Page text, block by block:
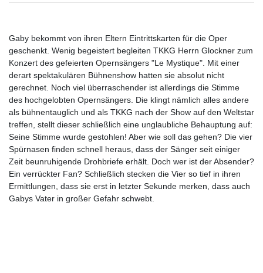
Gaby bekommt von ihren Eltern Eintrittskarten für die Oper
geschenkt. Wenig begeistert begleiten TKKG Herrn Glockner zum
Konzert des gefeierten Opernsängers "Le Mystique". Mit einer
derart spektakulären Bühnenshow hatten sie absolut nicht
gerechnet. Noch viel überraschender ist allerdings die Stimme
des hochgelobten Opernsängers. Die klingt nämlich alles andere
als bühnentauglich und als TKKG nach der Show auf den Weltstar
treffen, stellt dieser schließlich eine unglaubliche Behauptung auf:
Seine Stimme wurde gestohlen! Aber wie soll das gehen? Die vier
Spürnasen finden schnell heraus, dass der Sänger seit einiger
Zeit beunruhigende Drohbriefe erhält. Doch wer ist der Absender?
Ein verrückter Fan? Schließlich stecken die Vier so tief in ihren
Ermittlungen, dass sie erst in letzter Sekunde merken, dass auch
Gabys Vater in großer Gefahr schwebt.